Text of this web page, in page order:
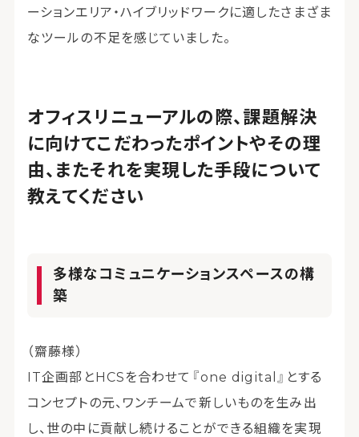
ーションエリア・ハイブリッドワークに適したさまざま
なツールの不足を感じていました。
オフィスリニューアルの際、課題解決
に向けてこだわったポイントやその理
由、またそれを実現した手段について
教えてください
多様なコミュニケーションスペースの構
築
（齋藤様）
IT企画部とHCSを合わせて『one digital』とする
コンセプトの元、ワンチームで新しいものを生み出
し、世の中に貢献し続けることができる組織を実現